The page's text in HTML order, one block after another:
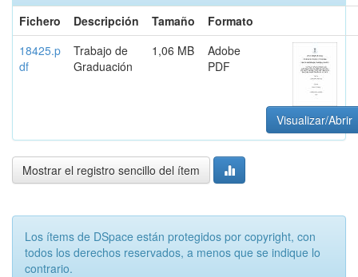
Fichero
Descripción Tamaño
Formato
18425.p
df
Trabajo de
Graduación
1,06 MB
Adobe
PDF
Visualizar/Abrir
Mostrar el registro sencillo del ítem
Los ítems de DSpace están protegidos por copyright, con
todos los derechos reservados, a menos que se indique lo
contrario.